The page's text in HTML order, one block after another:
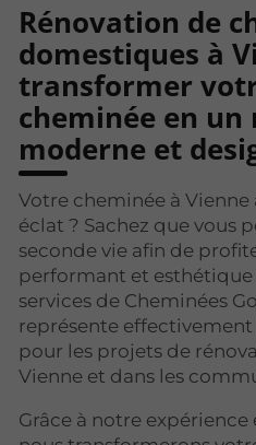
Rénovation de
domestiques à
transformer
cheminée en un
moderne et
Votre cheminée à
éclat ? Sachez que vous
seconde vie afin de
performant et
services de Cheminées
représente
pour les projets de
Vienne et dans les
Grâce à notre